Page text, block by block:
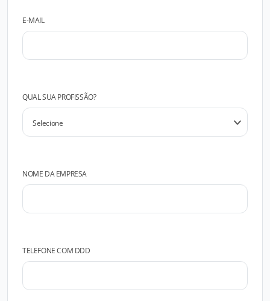
E-MAIL
QUAL SUA PROFISSÃO?
NOME DA EMPRESA
TELEFONE COM DDD